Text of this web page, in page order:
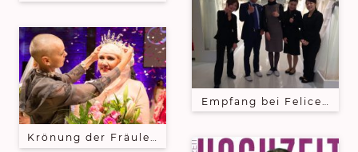
Krönung der Fräulein Kurvig 2017 - Katrin Röder -
Empfang bei FeliceVita